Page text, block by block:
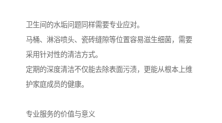
卫生间的水垢问题同样需要专业应对。
马桶、淋浴喷头、瓷砖缝隙等位置容易滋生细菌，需要
采用针对性的清洁方式。
定期的深度清洁不仅能去除表面污渍，更能从根本上维
护家庭成员的健康。
专业服务的价值与意义